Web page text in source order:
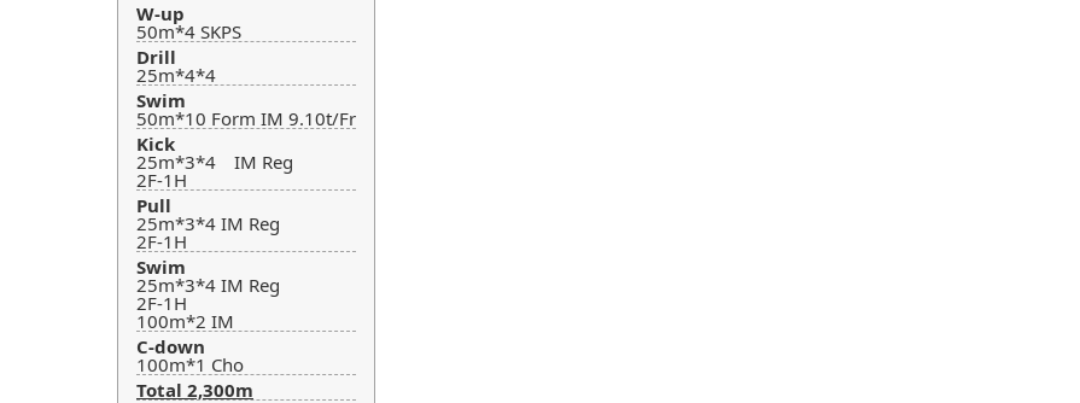
W-up
50m*4 SKPS
Drill
25m*4*4
Swim
50m*10 Form IM 9.10t/Fr
Kick
25m*3*4 IM Reg
2F-1H
Pull
25m*3*4 IM Reg
2F-1H
Swim
25m*3*4 IM Reg
2F-1H
100m*2 IM
C-down
100m*1 Cho
Total 2,300m